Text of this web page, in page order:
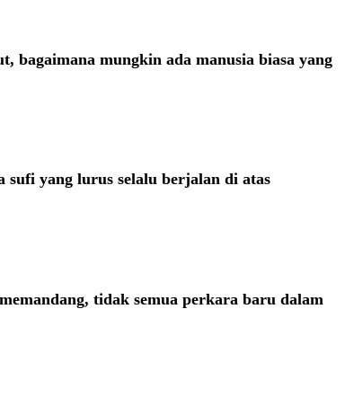
bagaimana mungkin ada manusia biasa yang
sufi yang lurus selalu berjalan di atas
tidak semua perkara baru dalam